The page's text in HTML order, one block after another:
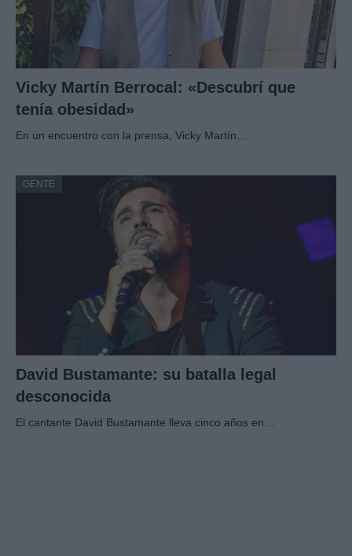
Vicky Martín Berrocal: «Descubrí que
tenía obesidad»
En un encuentro con la prensa, Vicky Martín…
GENTE
David Bustamante: su batalla legal
desconocida
El cantante David Bustamante lleva cinco años en…